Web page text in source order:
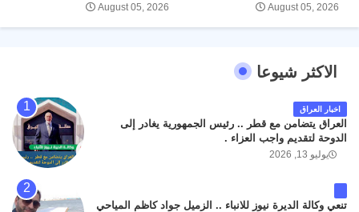
August 05, 2026
August 05, 2026
الاكثر شيوعا
اخبار العراق
العراق يتضامن مع قطر .. رئيس الجمهورية يغادر إلى
الدوحة لتقديم واجب العزاء .
يوليو 13, 2026
تنعي وكالة الديرة نيوز للانباء .. الزميل جواد كاظم المياحي